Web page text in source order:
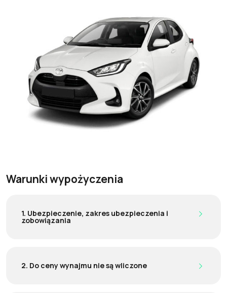
Warunki wypożyczenia
1. Ubezpieczenie, zakres ubezpieczenia i
zobowiązania
2. Do ceny wynajmu nie są wliczone